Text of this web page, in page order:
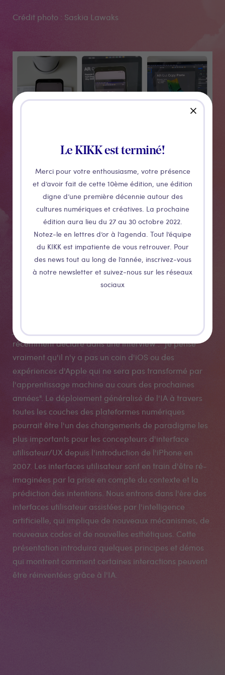
Le KIKK est terminé!
Merci pour votre enthousiasme, votre présence
et d’avoir fait de cette 10ème édition, une édition
digne d’une première décennie autour des
cultures numériques et créatives. La prochaine
édition aura lieu du 27 au 30 octobre 2022.
Notez-le en lettres d’or à l’agenda. Tout l’équipe
du KIKK est impatiente de vous retrouver. Pour
des news tout au long de l’année, inscrivez-vous
à notre newsletter et suivez-nous sur les réseaux
sociaux
close
Crédit photo : Saskia Lawaks
Médias
CONFÉRENCE
Interfaces
utilisateurs
assistées par
John Giannandrea, le chef de l'IA chez Apple, a
récemment déclaré dans une interview : "Je pense
vraiment qu'il n'y a pas un coin d'iOS ou des
expériences d'Apple qui ne sera pas transformé par
l'apprentissage machine au cours des prochaines
années". Le déploiement généralisé de l'IA à travers
toutes les couches des plateformes numériques
pourrait être l'un des changements de paradigme les
plus importants pour les concepteurs d'interface
utilisateur/UX depuis l'introduction de l'iPhone en
2007. Les interfaces utilisateur sont en train d'être ré-
imaginées par la prise en compte du contexte et la
prédiction des intentions. Nous entrons dans l'ère des
interfaces utilisateur assistées par l'intelligence
artificielle, qui implique de nouveaux mécanismes, de
nouveaux codes et de nouvelles esthétiques. Cette
présentation introduira quelques principes et démos
qui montrent comment certaines interactions peuvent
être réinventées grâce à l'IA.